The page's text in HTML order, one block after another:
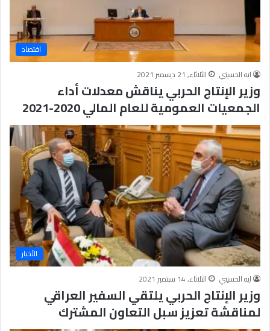
اقتصاد
ايه الحسيني
الثلاثاء, 21 ديسمبر 2021
وزير الإنتاج الحربي يناقش معدلات أداء
الجمعيات العمومية للعام المالي 2020-2021
الأخبار
ايه الحسيني
الثلاثاء, 14 سبتمبر 2021
وزير الإنتاج الحربي يلتقي السفير العراقي
لمناقشة تعزيز سبل التعاون المشترك